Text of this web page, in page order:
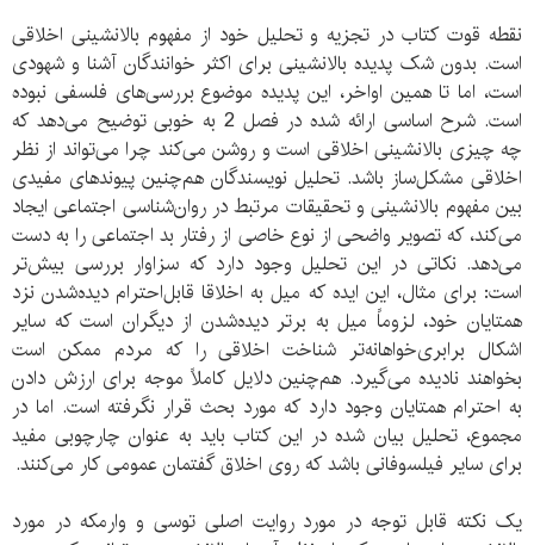
نقطه قوت کتاب در تجزیه و تحلیل خود از مفهوم بالانشینی اخلاقی
است. بدون شک پدیده بالانشینی برای اکثر خوانندگان آشنا و شهودی
است، اما تا همین اواخر، این پدیده موضوع بررسی‌های فلسفی نبوده
است. شرح اساسی ارائه شده در فصل 2 به خوبی توضیح می‌دهد که
چه چیزی بالانشینی اخلاقی است و روشن می‌کند چرا می‌تواند از نظر
اخلاقی مشکل‌ساز باشد. تحلیل نویسندگان هم‌چنین پیوندهای مفیدی
بین مفهوم بالانشینی و تحقیقات مرتبط در روان‌شناسی اجتماعی ایجاد
می‌کند، که تصویر واضحی از نوع خاصی از رفتار بد اجتماعی را به دست
می‌دهد. نکاتی در این تحلیل وجود دارد که سزاوار بررسی بیش‌تر
است: برای مثال، این ایده که میل به اخلاقا قابل‌احترام دیده‌شدن نزد
همتایان خود، لزوماً میل به برتر دیده‌شدن از دیگران است که سایر
اشکال برابری‌خواهانه‌تر شناخت اخلاقی را که مردم ممکن است
بخواهند نادیده می‌گیرد. هم‌چنین دلایل کاملاً موجه برای ارزش دادن
به احترام همتایان وجود دارد که مورد بحث قرار نگرفته است. اما در
مجموع، تحلیل بیان شده در این کتاب باید به عنوان چارچوبی مفید
برای سایر فیلسوفانی باشد که روی اخلاق گفتمان عمومی کار می‌کنند.
یک نکته قابل توجه در مورد روایت اصلی توسی و وارمکه در مورد